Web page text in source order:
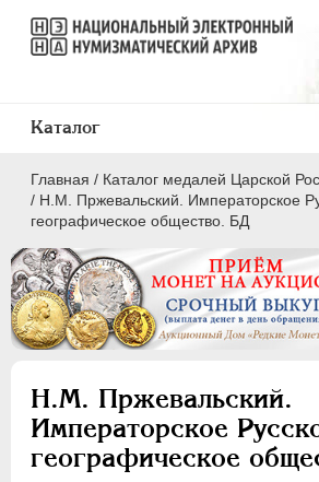
Главная / Каталог медалей Царской
/ H.M. Пржевальский. Императорское
географическое общество. БД
H.M. Пржевальский.
Императорское
географическое
Каталог
ВСЕ
ПEТР I 1699-1725
ПЕТР II
1727-1729
АННА ИОАННОВНА 1730-1740
ИОАНН АНТОНОВИЧ 1740-1741